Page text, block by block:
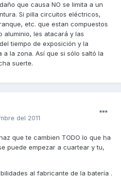
que causa NO se limita a un
Si pilla circuitos eléctricos,
etc. que estan compuestos
aluminio, les atacará y las
tiempo de exposición y la
la zona. Así que si sólo saltó la
suerte.
del 2011
que te cambien TODO lo que ha
puede empezar a cuartear y tu,
al fabricante de la batería .